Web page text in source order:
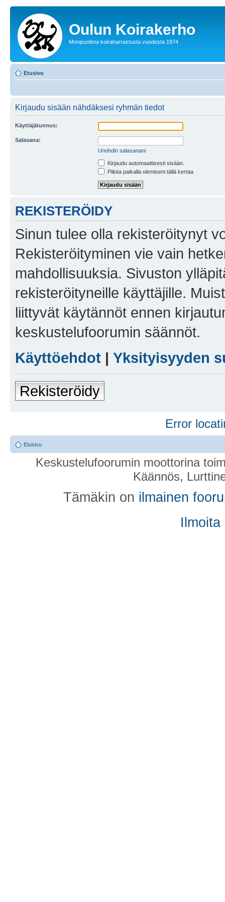
Oulun Koirakerho
Monipuolista koiraharrastusta vuodesta 1974
Etusivu
Kirjaudu sisään nähdäksesi ryhmän tiedot
Käyttäjätunnus:
Salasana:
Unohdin salasanani
Kirjaudu automaattisesti sisään.
Piilota paikalla olemiseni tällä kertaa
REKISTERÖIDY
Sinun tulee olla rekisteröitynyt
Rekisteröityminen vie vain
mahdollisuuksia. Sivuston
rekisteröityneille käyttäjille.
liittyvät käytännöt ennen
keskustelufoorumin säännöt.
Käyttöehdot | Yksityisyyden
Rekisteröidy
Error
Etusivu
Keskustelufoorumin moottorina
Käännös,
Tämäkin on ilmainen